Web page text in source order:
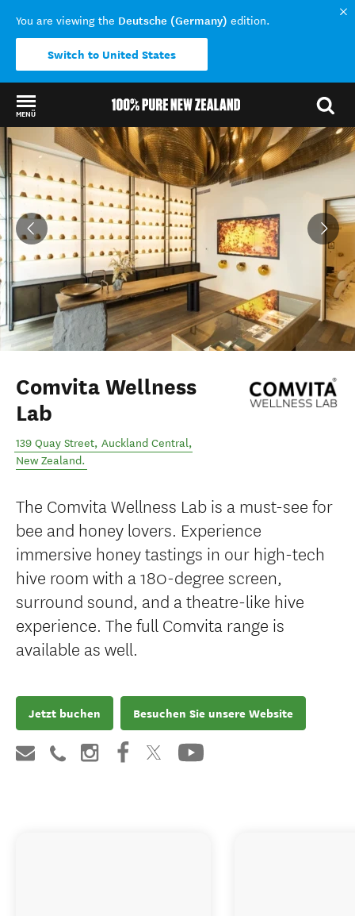
You are viewing the Deutsche (Germany) edition.
Switch to United States
MENÜ
Back to my results
Comvita Wellness
Lab
139 Quay Street, Auckland Central,
New Zealand.
The Comvita Wellness Lab is a must-see for
bee and honey lovers. Experience
immersive honey tastings in our high-tech
hive room with a 180-degree screen,
surround sound, and a theatre-like hive
experience. The full Comvita range is
available as well.
Jetzt buchen Besuchen Sie unsere Website